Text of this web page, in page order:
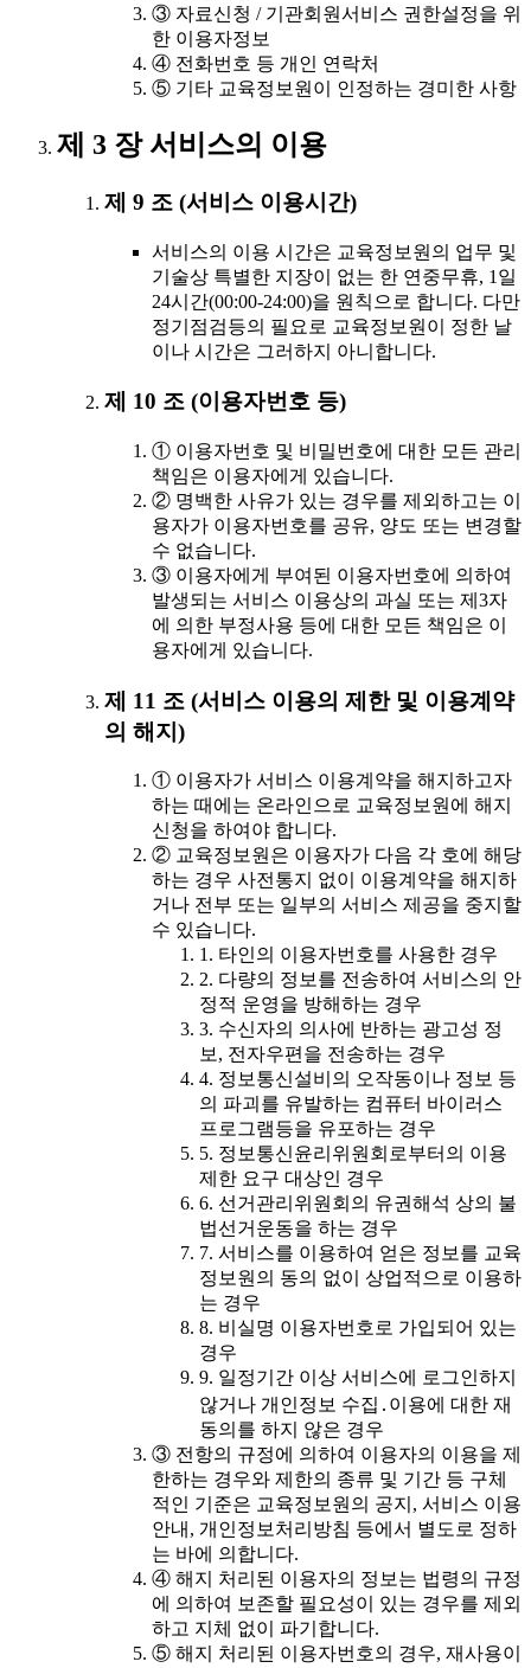
③ 자료신청 / 기관회원서비스 권한설정을 위
한 이용자정보
④ 전화번호 등 개인 연락처
⑤ 기타 교육정보원이 인정하는 경미한 사항
제 3 장 서비스의 이용
제 9 조 (서비스 이용시간)
서비스의 이용 시간은 교육정보원의 업무 및
기술상 특별한 지장이 없는 한 연중무휴, 1일
24시간(00:00-24:00)을 원칙으로 합니다. 다만
정기점검등의 필요로 교육정보원이 정한 날
이나 시간은 그러하지 아니합니다.
제 10 조 (이용자번호 등)
① 이용자번호 및 비밀번호에 대한 모든 관리
책임은 이용자에게 있습니다.
② 명백한 사유가 있는 경우를 제외하고는 이
용자가 이용자번호를 공유, 양도 또는 변경할
수 없습니다.
③ 이용자에게 부여된 이용자번호에 의하여
발생되는 서비스 이용상의 과실 또는 제3자
에 의한 부정사용 등에 대한 모든 책임은 이
용자에게 있습니다.
제 11 조 (서비스 이용의 제한 및 이용계약
의 해지)
① 이용자가 서비스 이용계약을 해지하고자
하는 때에는 온라인으로 교육정보원에 해지
신청을 하여야 합니다.
② 교육정보원은 이용자가 다음 각 호에 해당
하는 경우 사전통지 없이 이용계약을 해지하
거나 전부 또는 일부의 서비스 제공을 중지할
수 있습니다.
1. 타인의 이용자번호를 사용한 경우
2. 다량의 정보를 전송하여 서비스의 안
정적 운영을 방해하는 경우
3. 수신자의 의사에 반하는 광고성 정
보, 전자우편을 전송하는 경우
4. 정보통신설비의 오작동이나 정보 등
의 파괴를 유발하는 컴퓨터 바이러스
프로그램등을 유포하는 경우
5. 정보통신윤리위원회로부터의 이용
제한 요구 대상인 경우
6. 선거관리위원회의 유권해석 상의 불
법선거운동을 하는 경우
7. 서비스를 이용하여 얻은 정보를 교육
정보원의 동의 없이 상업적으로 이용하
는 경우
8. 비실명 이용자번호로 가입되어 있는
경우
9. 일정기간 이상 서비스에 로그인하지
않거나 개인정보 수집․이용에 대한 재
동의를 하지 않은 경우
③ 전항의 규정에 의하여 이용자의 이용을 제
한하는 경우와 제한의 종류 및 기간 등 구체
적인 기준은 교육정보원의 공지, 서비스 이용
안내, 개인정보처리방침 등에서 별도로 정하
는 바에 의합니다.
④ 해지 처리된 이용자의 정보는 법령의 규정
에 의하여 보존할 필요성이 있는 경우를 제외
하고 지체 없이 파기합니다.
⑤ 해지 처리된 이용자번호의 경우, 재사용이